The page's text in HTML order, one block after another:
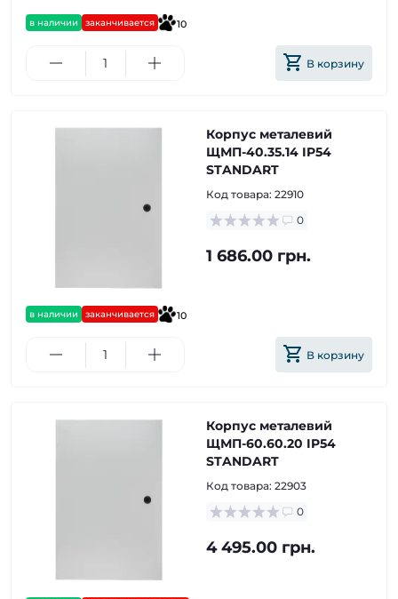
в наличии заканчивается 10
В корзину
в наличии заканчивается 10
Корпус металевий
ЩМП-40.35.14 IP54
STANDART
Код товара: 22910
0
1 686.00 грн.
В корзину
Корпус металевий
ЩМП-60.60.20 IP54
STANDART
Код товара: 22903
0
4 495.00 грн.